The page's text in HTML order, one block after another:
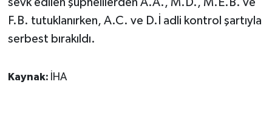
F.B. tutuklanırken, A.C. ve D.İ adli kontrol şartıyla
serbest bırakıldı.
Kaynak: İHA